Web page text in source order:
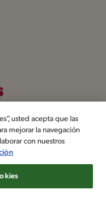
dels Produits Nestlé,
usted acepta que las
mejorar la navegación
con nuestros